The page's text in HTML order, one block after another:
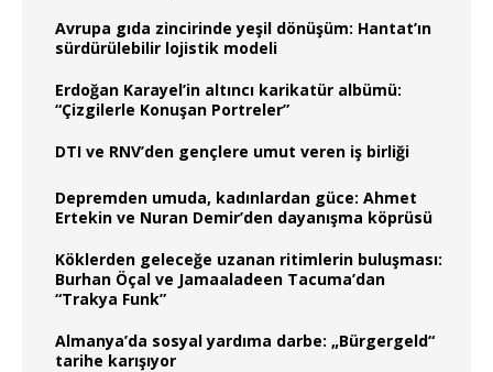
Avrupa gıda zincirinde yeşil dönüşüm: Hantat’ın
sürdürülebilir lojistik modeli
Erdoğan Karayel’in altıncı karikatür albümü:
“Çizgilerle Konuşan Portreler”
DTI ve RNV’den gençlere umut veren iş birliği
Depremden umuda, kadınlardan güce: Ahmet
Ertekin ve Nuran Demir’den dayanışma köprüsü
Köklerden geleceğe uzanan ritimlerin buluşması:
Burhan Öçal ve Jamaaladeen Tacuma’dan
“Trakya Funk”
Almanya’da sosyal yardıma darbe: „Bürgergeld“
tarihe karışıyor